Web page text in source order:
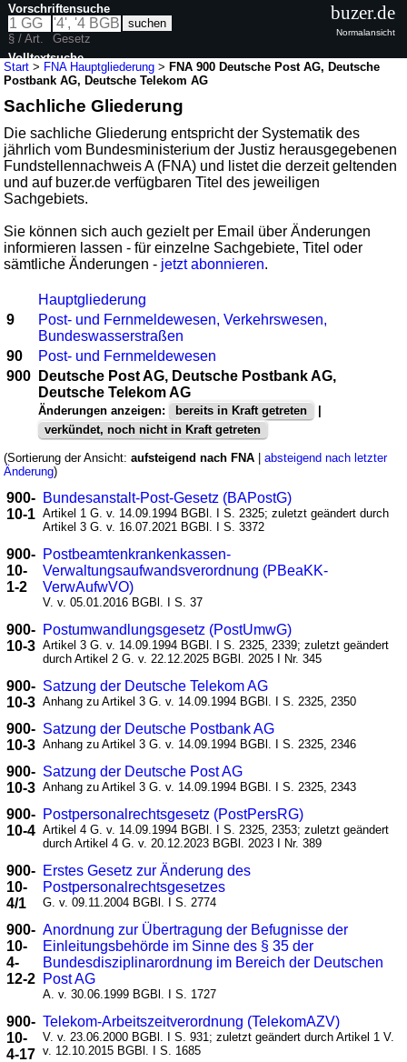
Start > FNA Hauptgliederung >FNA 900 Deutsche Post AG, Deutsche
Postbank AG, Deutsche Telekom AG
Sachliche Gliederung
Die sachliche Gliederung entspricht der Systematik des
jährlich vom Bundesministerium der Justiz herausgegebenen
Fundstellennachweis A (FNA) und listet die derzeit geltenden
und auf buzer.de verfügbaren Titel des jeweiligen
Sachgebiets.
Sie können sich auch gezielt per Email über Änderungen
informieren lassen - für einzelne Sachgebiete, Titel oder
sämtliche Änderungen - jetzt abonnieren.
Hauptgliederung
9
Post- und Fernmeldewesen, Verkehrswesen,
Bundeswasserstraßen
90
Post- und Fernmeldewesen
900
Deutsche Post AG, Deutsche Postbank AG,
Deutsche Telekom AG
Änderungen anzeigen: bereits in Kraft getreten
|
verkündet, noch nicht in Kraft getreten
(Sortierung der Ansicht:aufsteigend nach FNA |absteigend nach letzter
Änderung)
900-
10-1
Bundesanstalt-Post-Gesetz (BAPostG)
Artikel 1 G. v. 14.09.1994 BGBl. I S. 2325; zuletzt geändert durch
Artikel 3 G. v. 16.07.2021 BGBl. I S. 3372
900-
10-
1-2
Postbeamtenkrankenkassen-
Verwaltungsaufwandsverordnung (PBeaKK-
VerwAufwVO)
V. v. 05.01.2016 BGBl. I S. 37
900-
10-3
Postumwandlungsgesetz (PostUmwG)
Artikel 3 G. v. 14.09.1994 BGBl. I S. 2325, 2339; zuletzt geändert
durch Artikel 2 G. v. 22.12.2025 BGBl. 2025 I Nr. 345
900-
10-3
Satzung der Deutsche Telekom AG
Anhang zu Artikel 3 G. v. 14.09.1994 BGBl. I S. 2325, 2350
900-
10-3
Satzung der Deutsche Postbank AG
Anhang zu Artikel 3 G. v. 14.09.1994 BGBl. I S. 2325, 2346
900-
10-3
Satzung der Deutsche Post AG
Anhang zu Artikel 3 G. v. 14.09.1994 BGBl. I S. 2325, 2343
900-
10-4
Postpersonalrechtsgesetz (PostPersRG)
Artikel 4 G. v. 14.09.1994 BGBl. I S. 2325, 2353; zuletzt geändert
durch Artikel 4 G. v. 20.12.2023 BGBl. 2023 I Nr. 389
900-
10-
4/1
Erstes Gesetz zur Änderung des
Postpersonalrechtsgesetzes
G. v. 09.11.2004 BGBl. I S. 2774
900-
10-
4-
12-2
Anordnung zur Übertragung der Befugnisse der
Einleitungsbehörde im Sinne des § 35 der
Bundesdisziplinarordnung im Bereich der Deutschen
Post AG
A. v. 30.06.1999 BGBl. I S. 1727
900-
10-
4-17
Telekom-Arbeitszeitverordnung (TelekomAZV)
V. v. 23.06.2000 BGBl. I S. 931; zuletzt geändert durch Artikel 1 V.
v. 12.10.2015 BGBl. I S. 1685
Vorschriftensuche
§ / Art.
Gesetz
Volltextsuche
buzer.de
Normalansicht